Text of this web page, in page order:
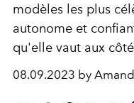
modèles les plus
autonome et
qu'elle vaut aux
08.09.2023 by